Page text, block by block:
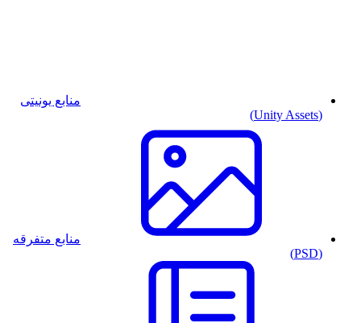
منابع یونیتی
(Unity Assets)
منابع متفرقه
(PSD)